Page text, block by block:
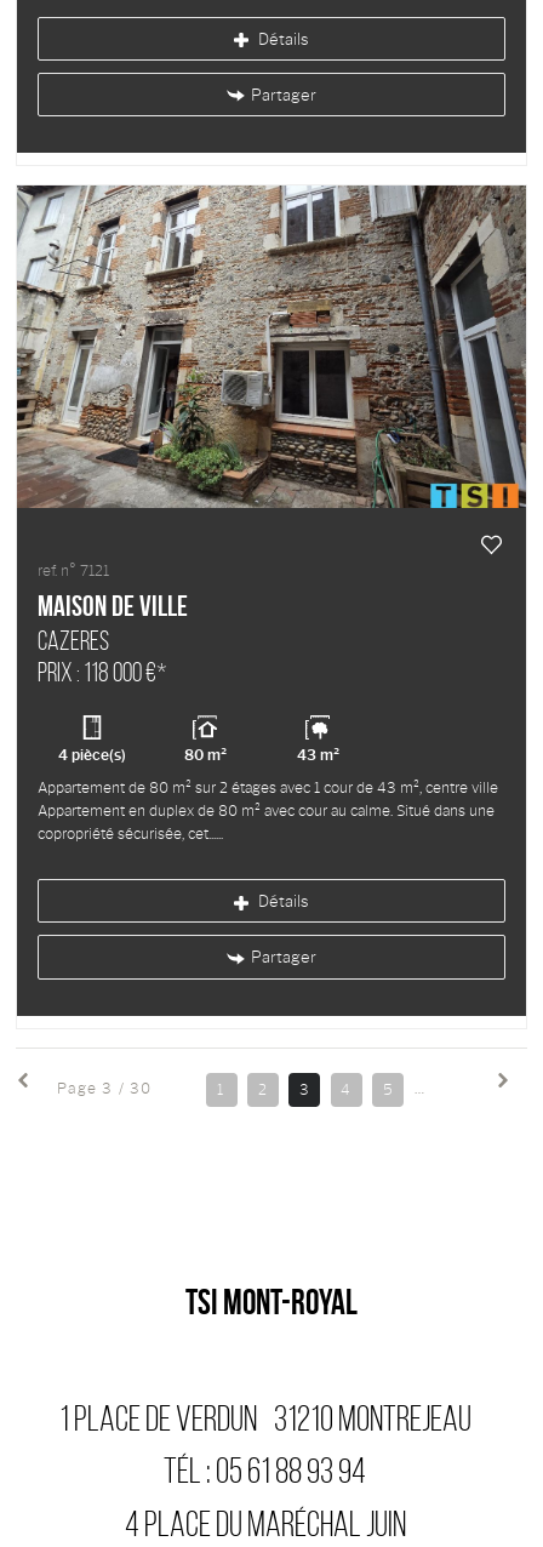
Détails
Partager
ref. n° 7121
Maison de ville
CAZERES
Prix : 118 000 €*
4 pièce(s) 80 m²
43 m²
Appartement de 80 m² sur 2 étages avec 1 cour de 43 m², centre ville
Appartement en duplex de 80 m² avec cour au calme. Situé dans une
copropriété sécurisée, cet...
Détails
Partager
Page 3 / 30 1 2 3 4 5 6
TSI MONT-ROYAL
1 PLACE DE VERDUN 31210 MONTREJEAU
TÉL :05 61 88 93 94
4 PLACE DU MARÉCHAL JUIN